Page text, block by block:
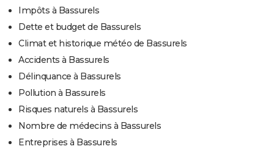
Impôts à Bassurels
Dette et budget de Bassurels
Climat et historique météo de Bassurels
Accidents à Bassurels
Délinquance à Bassurels
Pollution à Bassurels
Risques naturels à Bassurels
Nombre de médecins à Bassurels
Entreprises à Bassurels